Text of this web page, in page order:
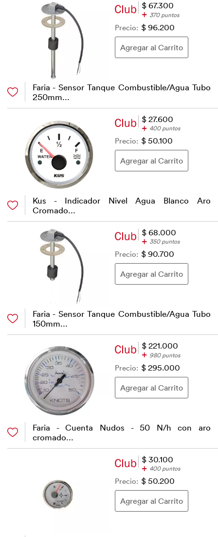
$ 67.300
+ 370 puntos
Precio: $ 96.200
Faria - Sensor Tanque Combustible/Agua Tubo
250mm...
$ 27.600
+ 400 puntos
Precio: $ 50.100
Kus - Indicador Nivel Agua Blanco Aro
Cromado...
$ 68.000
+ 350 puntos
Precio: $ 90.700
Faria - Sensor Tanque Combustible/Agua Tubo
150mm...
$ 221.000
+ 980 puntos
Precio: $ 295.000
Faria - Cuenta Nudos - 50 N/h con aro
cromado...
$ 30.100
+ 400 puntos
Precio: $ 50.200